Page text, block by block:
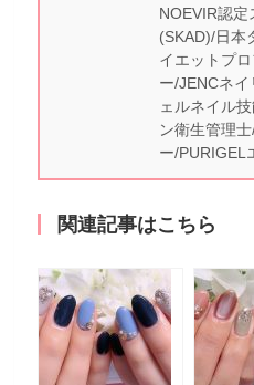
NOEVIR認定
(SKAD)/日本
イエットプ
ー/JENCネ
ェルネイル
ン衛生管理
ー/PURIGEL
関連記事はこちら